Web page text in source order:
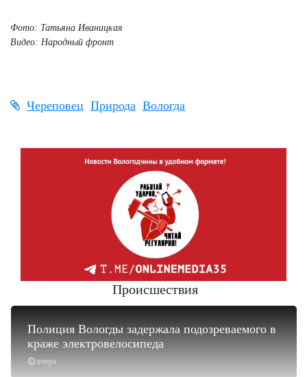
Фото: Татьяна Иваницкая
Видео: Народный фронт
Череповец Природа Вологда
Происшествия
вчера
Полиция Вологды задержала подозреваемого в
краже электровелосипеда